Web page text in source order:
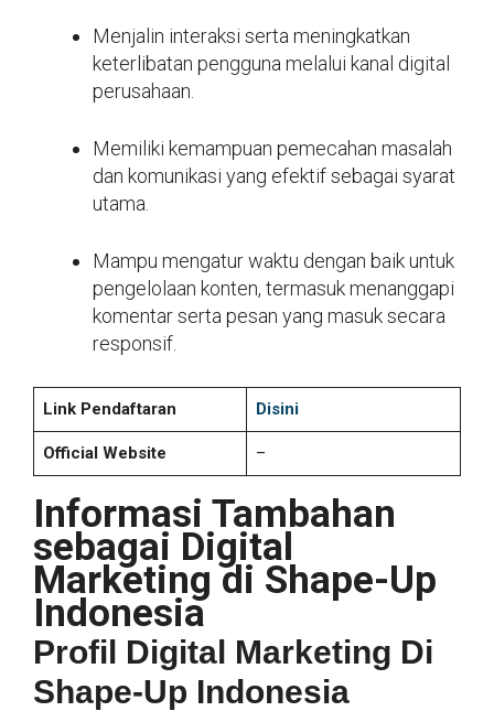
Menjalin interaksi serta meningkatkan
keterlibatan pengguna melalui kanal digital
perusahaan.
Memiliki kemampuan pemecahan masalah
dan komunikasi yang efektif sebagai syarat
utama.
Mampu mengatur waktu dengan baik untuk
pengelolaan konten, termasuk menanggapi
komentar serta pesan yang masuk secara
responsif.
Link Pendaftaran Disini
Official Website –
Informasi Tambahan
sebagai Digital
Marketing di Shape-Up
Indonesia
Profil Digital Marketing Di
Shape-Up Indonesia